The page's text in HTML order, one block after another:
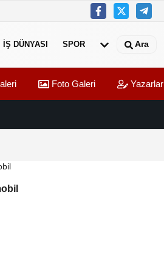
İŞ DÜNYASI SPOR Ara
En Kaliteli Eğitimi Sunuyoruz”
Foto Galeri Yazarlar